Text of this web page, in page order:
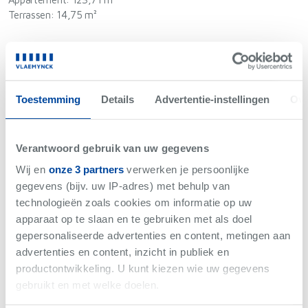
Toestemming Details Advertentie-instellingen
Verantwoord gebruik van uw gegevens
Wij en onze 3 partnersverwerken je persoonlijke
gegevens (bijv. uw IP-adres) met behulp van
technologieën zoals cookies om informatie op uw
apparaat op te slaan en te gebruiken met als doel
gepersonaliseerde advertenties en content, metingen aan
advertenties en content, inzicht in publiek en
productontwikkeling. U kunt kiezen wie uw gegevens
gebruikt en met welke doelen.
Terrassen: 14,75 m²
Niet gevonden wat je zoekt?
Wij brengen je op de hoogte als er iets binnenkomt met
Hou me op de hoogte